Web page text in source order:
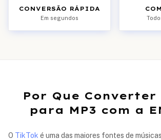
CONVERSÃO RÁPIDA
Em segundos
Por Que Converter
para MP3 com a
O TikTok é uma das maiores fontes de